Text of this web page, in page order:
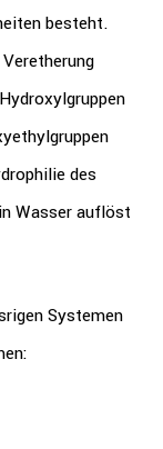
besteht.
des
Wasser auflöst
Systemen